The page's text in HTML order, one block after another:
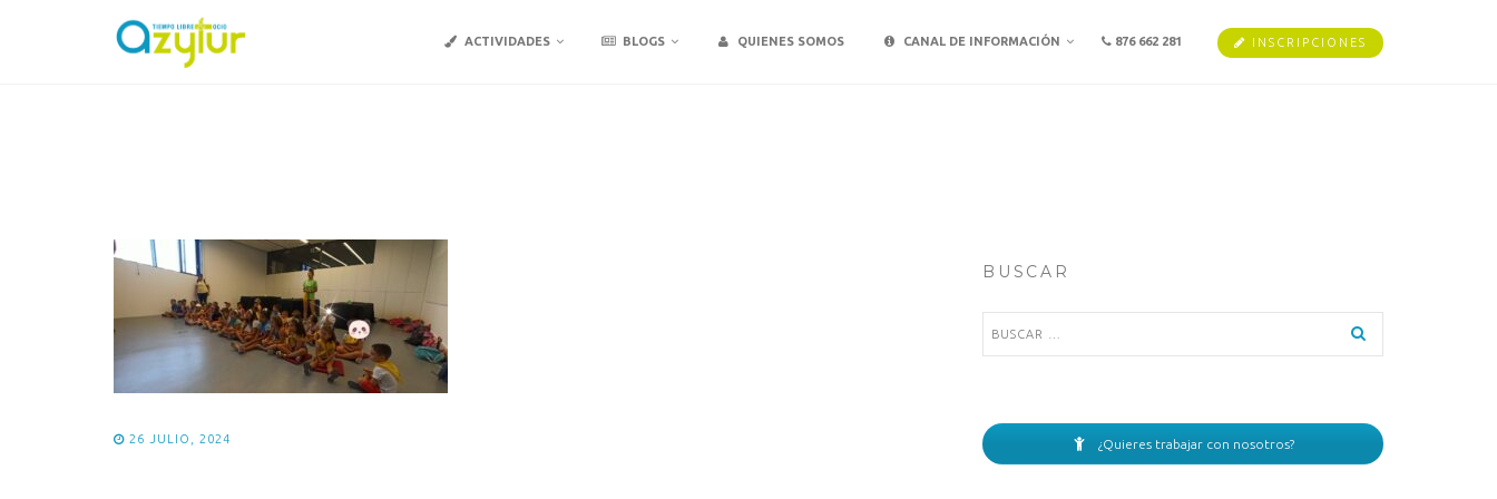
ACTIVIDADES BLOGS QUIENES SOMOS CANAL DE INFORMACIÓN 876 662 281 INSCRIPCIONES
26 JULIO, 2024
BUSCAR
¿Quieres trabajar con nosotros?